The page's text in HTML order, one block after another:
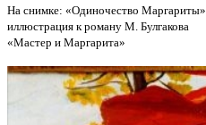
На снимке: «Одиночество Маргариты»,
иллюстрация к роману М. Булгакова
«Мастер и Маргарита»